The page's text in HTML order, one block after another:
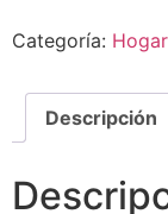
Categoría: Hogar
Descripción